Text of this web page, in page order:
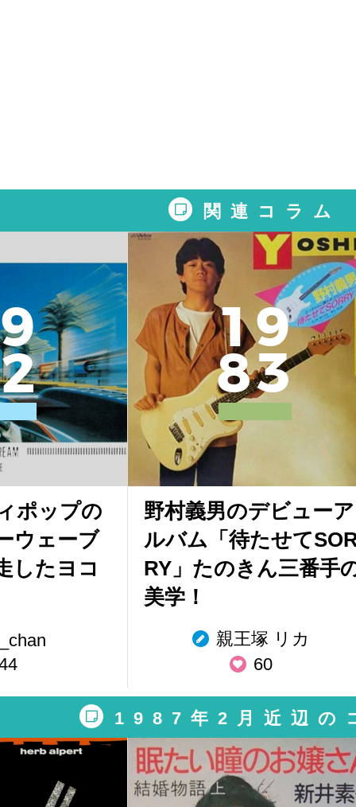
関連コラム
9
2
ポップの
ウェーブ
したヨコ
19
83
野村義男のデビューア
ルバム「待たせて
RY」たのきん三番手
美学！
親王塚 リカ
60
1987年2月近辺の